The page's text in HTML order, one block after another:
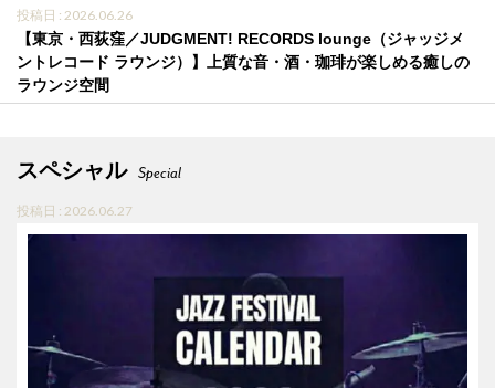
投稿日 : 2026.06.26
【東京・西荻窪／JUDGMENT! RECORDS lounge（ジャッジメ
ントレコード ラウンジ）】上質な音・酒・珈琲が楽しめる癒しの
ラウンジ空間
スペシャル Special
投稿日 : 2026.06.27